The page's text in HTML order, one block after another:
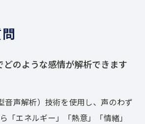
問
どのような感情が解析できます
音声解析）技術を使用し、声のわず
「エネルギー」「熱意」「情緒」